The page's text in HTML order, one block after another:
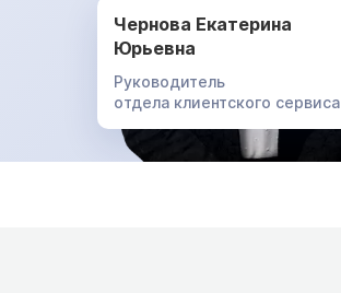
Чернова Екатерина
Юрьевна
Руководитель
отдела клиентского сервиса